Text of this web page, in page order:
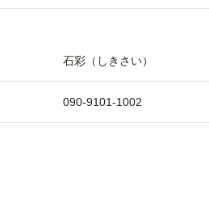
石彩（しきさい）
090-9101-1002